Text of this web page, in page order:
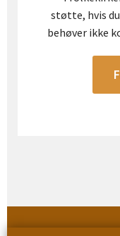
støtte, hvis
behøver ikke